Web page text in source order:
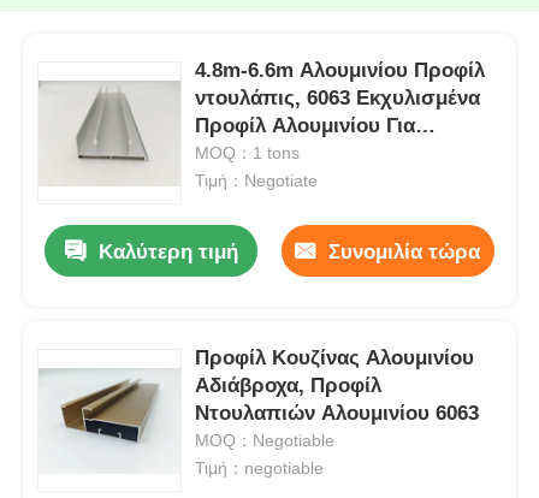
4.8m-6.6m Αλουμινίου Προφίλ
ντουλάπις, 6063 Εκχυλισμένα
Προφίλ Αλουμινίου Για
Δωμάτιο Πόρτας
MOQ：1 tons
Τιμή：Negotiate
Καλύτερη τιμή Συνομιλία τώρα
Προφίλ Κουζίνας Αλουμινίου
Αδιάβροχα, Προφίλ
Ντουλαπιών Αλουμινίου 6063
MOQ：Negotiable
Τιμή：negotiable